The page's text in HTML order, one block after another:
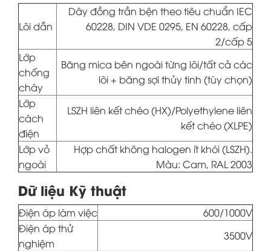
Lõi dẫn
Dây đồng trần bện theo tiêu chuẩn IEC
60228, DIN VDE 0295, EN 60228, cấp
2/cấp 5
Lớp
chống
cháy
Băng mica bên ngoài từng lõi/tất cả các
lõi + băng sợi thủy tinh (tùy chọn)
Lớp
cách
điện
LSZH liên kết chéo (HX)/Polyethylene liên
kết chéo (XLPE)
Lớp vỏ
ngoài
Hợp chất không halogen ít khói (LSZH).
Màu: Cam, RAL 2003
Dữ liệu Kỹ thuật
Điện áp làm việc
600/1000V
Điện áp thử
nghiệm
3500V